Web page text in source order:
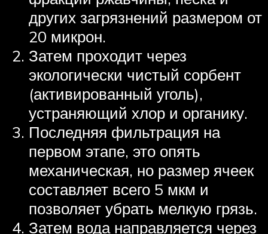
других загрязнений размером от
20 микрон.
Затем проходит через
экологически чистый сорбент
(активированный уголь),
устраняющий хлор и органику.
Последняя фильтрация на
первом этапе, это опять
механическая, но размер ячеек
составляет всего 5 мкм и
позволяет убрать мелкую грязь.
Затем вода направляется через